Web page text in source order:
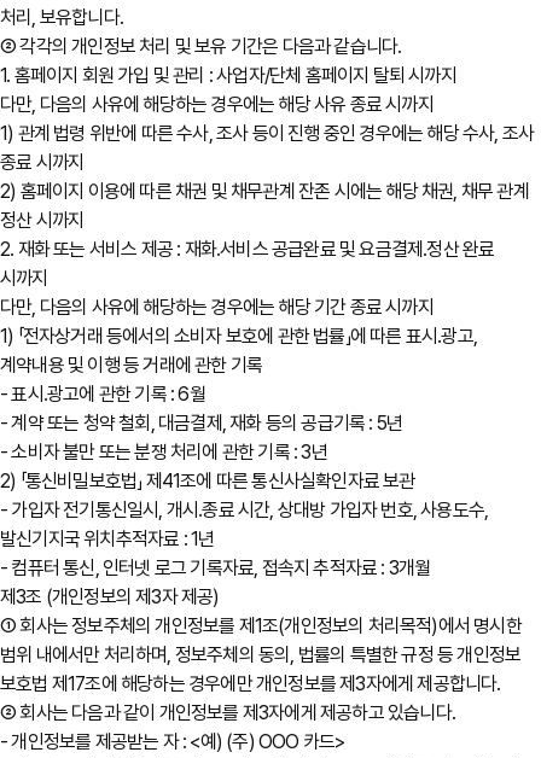
처리, 보유합니다.
② 각각의 개인정보 처리 및 보유 기간은 다음과 같습니다.
1. 홈페이지 회원 가입 및 관리 : 사업자/단체 홈페이지 탈퇴 시까지
다만, 다음의 사유에 해당하는 경우에는 해당 사유 종료 시까지
1) 관계 법령 위반에 따른 수사, 조사 등이 진행 중인 경우에는 해당 수사, 조사
종료 시까지
2) 홈페이지 이용에 따른 채권 및 채무관계 잔존 시에는 해당 채권, 채무 관계
정산 시까지
2. 재화 또는 서비스 제공 : 재화․서비스 공급완료 및 요금결제․정산 완료
시까지
다만, 다음의 사유에 해당하는 경우에는 해당 기간 종료 시까지
1) 「전자상거래 등에서의 소비자 보호에 관한 법률」에 따른 표시․광고,
계약내용 및 이행 등 거래에 관한 기록
- 표시․광고에 관한 기록 : 6월
- 계약 또는 청약 철회, 대금결제, 재화 등의 공급기록 : 5년
- 소비자 불만 또는 분쟁 처리에 관한 기록 : 3년
2) 「통신비밀보호법」 제41조에 따른 통신사실확인자료 보관
- 가입자 전기통신일시, 개시․종료 시간, 상대방 가입자 번호, 사용도수,
발신기지국 위치추적자료 : 1년
- 컴퓨터 통신, 인터넷 로그 기록자료, 접속지 추적자료 : 3개월
제3조 (개인정보의 제3자 제공)
① 회사는 정보주체의 개인정보를 제1조(개인정보의 처리목적)에서 명시한
범위 내에서만 처리하며, 정보주체의 동의, 법률의 특별한 규정 등 개인정보
보호법 제17조에 해당하는 경우에만 개인정보를 제3자에게 제공합니다.
② 회사는 다음과 같이 개인정보를 제3자에게 제공하고 있습니다.
- 개인정보를 제공받는 자 : <예) (주) OOO 카드>